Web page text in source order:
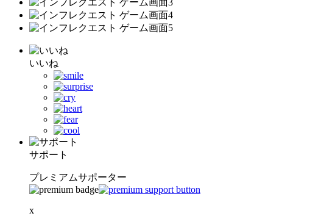
いいね
サポート
プレミアムサポーター
x